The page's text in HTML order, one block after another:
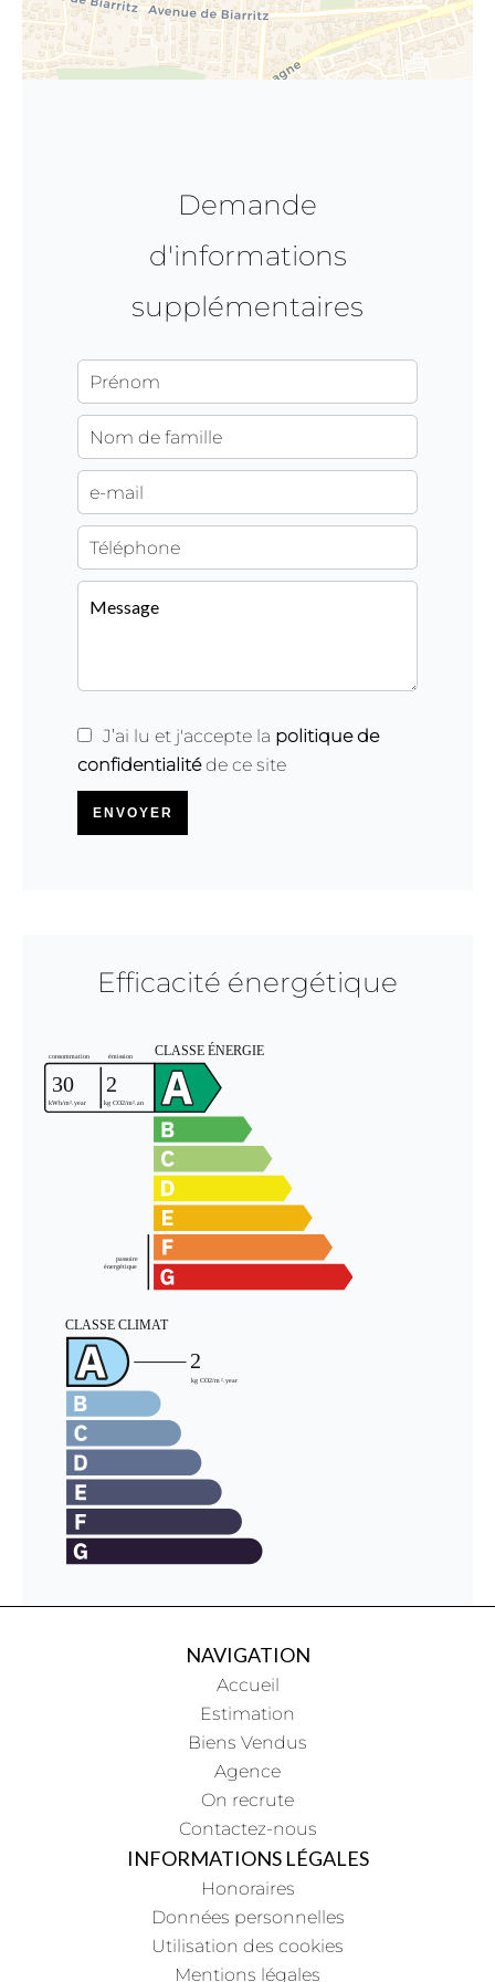
Demande
d'informations
supplémentaires
J’ai lu et j'accepte la politique de
confidentialitéde ce site
ENVOYER
Efficacité énergétique
NAVIGATION
Accueil
Estimation
Biens Vendus
Agence
On recrute
Contactez-nous
INFORMATIONS LÉGALES
Honoraires
Données personnelles
Utilisation des cookies
Mentions légales